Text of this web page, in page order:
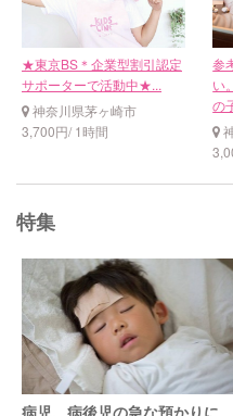
★東京BS＊企業型割引認定
サポーターで活動中★...
神奈川県茅ヶ崎市
3,700円/ 1時間
参
い
の
特集
病児、病後児の急な預かりに